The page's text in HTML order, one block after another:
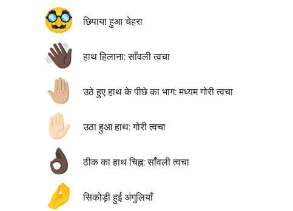
🥸 छिपाया हुआ चेहरा
👋🏿 हाथ हिलाना: साँवली त्वचा
🤚🏼 उठे हुए हाथ के पीछे का भाग: मध्यम गोरी त्वचा
✋🏻 उठा हुआ हाथ: गोरी त्वचा
👌🏿 ठीक का हाथ चिह्न: साँवली त्वचा
🤌 सिकोड़ी हुई अंगुलियाँ